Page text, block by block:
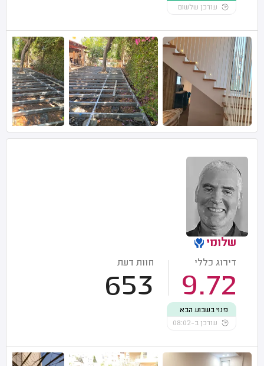
עודכן שלשום
שלומי
דירוג כללי
9.72
חוות דעת
653
פנוי בשבוע הבא
עודכן ב-08:02